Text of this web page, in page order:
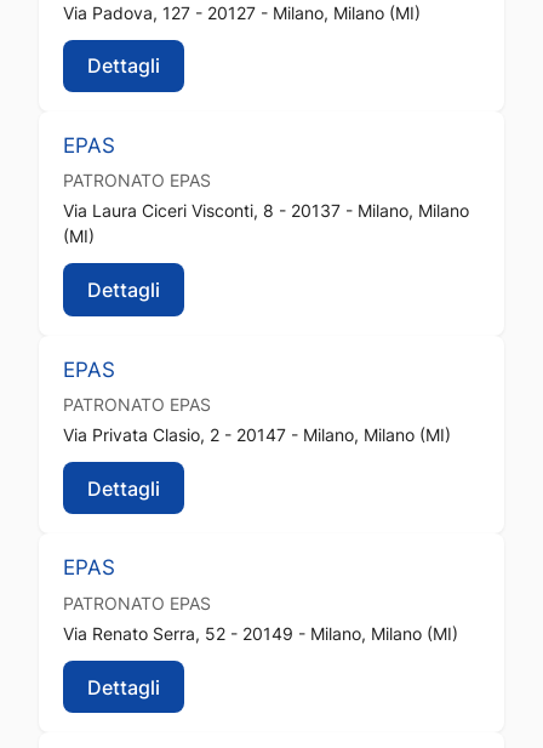
Via Padova, 127 - 20127 - Milano, Milano (MI)
Dettagli
EPAS
PATRONATO EPAS
Via Laura Ciceri Visconti, 8 - 20137 - Milano, Milano
(MI)
Dettagli
EPAS
PATRONATO EPAS
Via Privata Clasio, 2 - 20147 - Milano, Milano (MI)
Dettagli
EPAS
PATRONATO EPAS
Via Renato Serra, 52 - 20149 - Milano, Milano (MI)
Dettagli